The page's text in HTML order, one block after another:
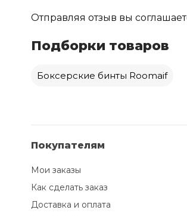
Отправляя отзыв вы
Подборки товаров
Боксерские бинты Roomaif
Покупателям
Мои заказы
Как сделать заказ
Доставка и оплата